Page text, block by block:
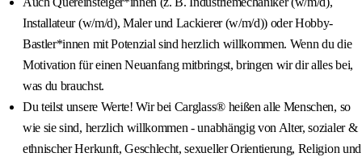
Installateur (w/m/d), Maler und Lackierer (w/m/d)) oder Hobby-
Bastler*innen mit Potenzial sind herzlich willkommen. Wenn du die
Motivation für einen Neuanfang mitbringst, bringen wir dir alles bei,
was du brauchst.
Du teilst unsere Werte! Wir bei Carglass® heißen alle Menschen, so
wie sie sind, herzlich willkommen - unabhängig von Alter, sozialer &
ethnischer Herkunft, Geschlecht, sexueller Orientierung, Religion und